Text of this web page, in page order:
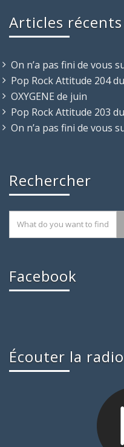
Articles récents
On n’a pas fini de vous
Pop Rock Attitude 204
OXYGENE de juin
Pop Rock Attitude 203
On n’a pas fini de vous
Rechercher
Facebook
Écouter la radio